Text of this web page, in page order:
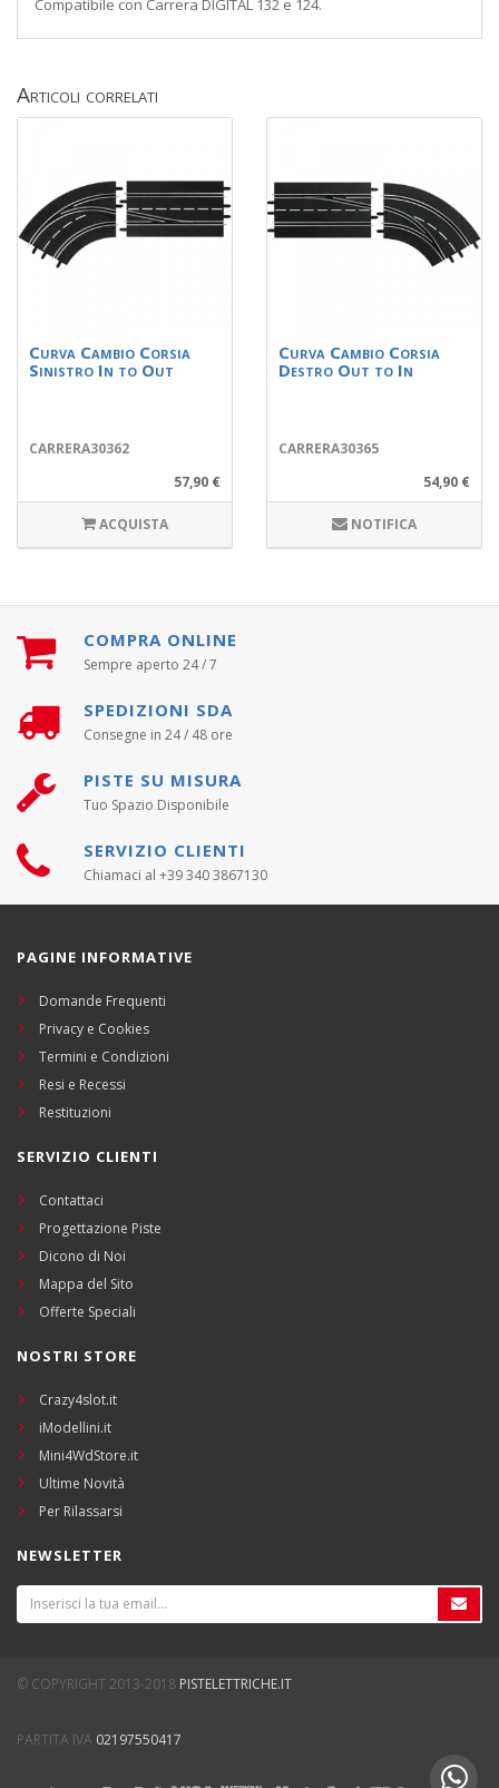
Compatibile con Carrera DIGITAL 132 e 124.
Articoli correlati
Curva Cambio Corsia
Sinistro In to Out
CARRERA30362
57,90 €
ACQUISTA
Curva Cambio Corsia
Destro Out to In
CARRERA30365
54,90 €
NOTIFICA
COMPRA ONLINE
Sempre aperto 24 / 7
SPEDIZIONI SDA
Consegne in 24 / 48 ore
PISTE SU MISURA
Tuo Spazio Disponibile
SERVIZIO CLIENTI
Chiamaci al +39 340 3867130
PAGINE INFORMATIVE
Domande Frequenti
Privacy e Cookies
Termini e Condizioni
Resi e Recessi
Restituzioni
SERVIZIO CLIENTI
Contattaci
Progettazione Piste
Dicono di Noi
Mappa del Sito
Offerte Speciali
NOSTRI STORE
Crazy4slot.it
iModellini.it
Mini4WdStore.it
Ultime Novità
Per Rilassarsi
NEWSLETTER
© COPYRIGHT 2013-2018 PISTELETTRICHE.IT
PARTITA IVA 02197550417